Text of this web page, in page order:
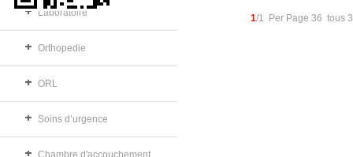
Laboratoire
Orthopedie
ORL
Soins d’urgence
Chambre d'accouchement
1/1 Per Page 36 tous